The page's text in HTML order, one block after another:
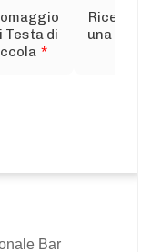
Testa di
*
Ricevi in
una